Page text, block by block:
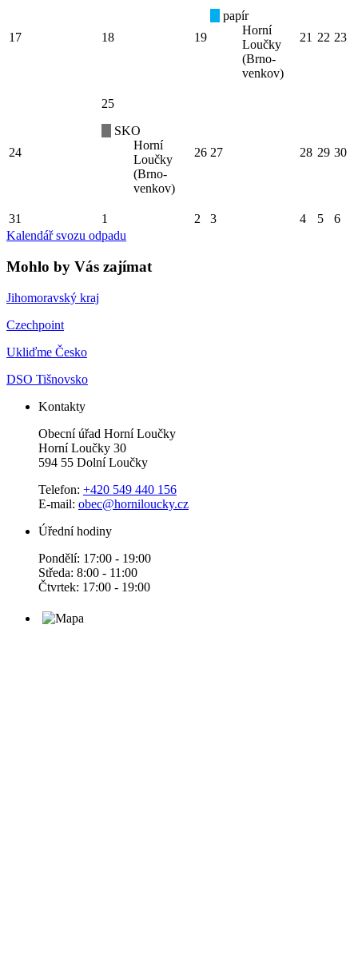
17 18 19
papír
Horní
Loučky
(Brno-
venkov)
21 22 23
24
25
SKO
Horní
Loučky
(Brno-
venkov)
26 27 28 29 30
31 1 2 3 4 5
6
Kalendář svozu odpadu
Mohlo by Vás zajímat
Jihomoravský kraj
Czechpoint
Ukliďme Česko
DSO Tišnovsko
Kontakty
Obecní úřad Horní Loučky
Horní Loučky 30
594 55 Dolní Loučky
Telefon: +420 549 440 156
E-mail: obec@horniloucky.cz
Úřední hodiny
Pondělí: 17:00 - 19:00
Středa: 8:00 - 11:00
Čtvrtek: 17:00 - 19:00